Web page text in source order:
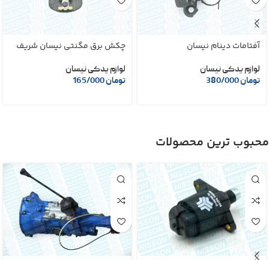
آفتامات دینام نیسان
لوازم یدکی نیسان
تومان
چکش برق مگنتی نیسان شریف
لوازم یدکی نیسان
تومان
محبوب ترین محصولات